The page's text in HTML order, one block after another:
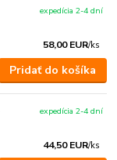
58,00 EUR/ks
expedícia 2-4 dní
Pridať do košíka
44,50 EUR/ks
expedícia 2-4 dní